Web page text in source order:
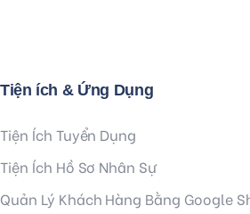
Tiện ích & Ứng Dụng
Tiện Ích Tuyển Dụng
Tiện Ích Hồ Sơ Nhân Sự
Quản Lý Khách Hàng Bằng Google